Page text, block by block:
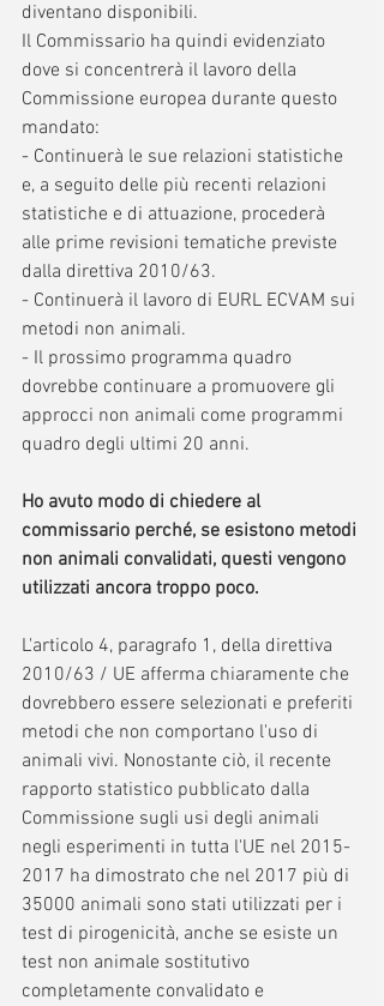
diventano disponibili.
Il Commissario ha quindi evidenziato
dove si concentrerà il lavoro della
Commissione europea durante questo
mandato:
- Continuerà le sue relazioni statistiche
e, a seguito delle più recenti relazioni
statistiche e di attuazione, procederà
alle prime revisioni tematiche previste
dalla direttiva 2010/63.
- Continuerà il lavoro di EURL ECVAM sui
metodi non animali.
- Il prossimo programma quadro
dovrebbe continuare a promuovere gli
approcci non animali come programmi
quadro degli ultimi 20 anni.
Ho avuto modo di chiedere al
commissario perché, se esistono metodi
non animali convalidati, questi vengono
utilizzati ancora troppo poco.
L'articolo 4, paragrafo 1, della direttiva
2010/63 / UE afferma chiaramente che
dovrebbero essere selezionati e preferiti
metodi che non comportano l'uso di
animali vivi. Nonostante ciò, il recente
rapporto statistico pubblicato dalla
Commissione sugli usi degli animali
negli esperimenti in tutta l'UE nel 2015-
2017 ha dimostrato che nel 2017 più di
35000 animali sono stati utilizzati per i
test di pirogenicità, anche se esiste un
test non animale sostitutivo
completamente convalidato e